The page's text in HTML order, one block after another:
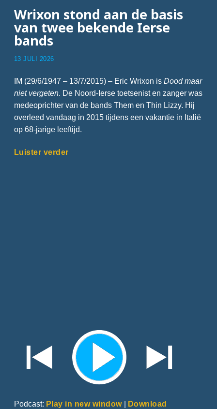
Wrixon stond aan de basis
van twee bekende Ierse
bands
13 JULI 2026
IM (29/6/1947 – 13/7/2015) – Eric Wrixon is Dood maar
niet vergeten. De Noord-Ierse toetsenist en zanger was
medeoprichter van de bands Them en Thin Lizzy. Hij
overleed vandaag in 2015 tijdens een vakantie in Italië
op 68-jarige leeftijd.
Luister verder
Podcast: Play in new window| Download